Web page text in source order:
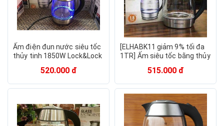
Ấm điện đun nước siêu tốc
thủy tinh 1850W Lock&Lock
520.000 đ
[ELHABK11 giảm 9% tối đa
1TR] Ấm siêu tốc bằng thủy
Model : EJK418SLV.
515.000 đ